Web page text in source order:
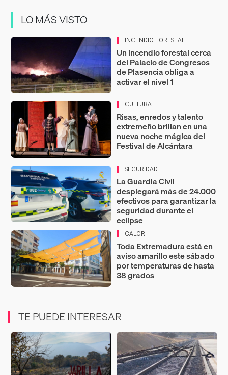
LO MÁS VISTO
INCENDIO FORESTAL
Un incendio forestal cerca
del Palacio de Congresos
de Plasencia obliga a
activar el nivel 1
CULTURA
Risas, enredos y talento
extremeño brillan en una
nueva noche mágica del
Festival de Alcántara
SEGURIDAD
La Guardia Civil
desplegará más de 24.000
efectivos para garantizar la
seguridad durante el
eclipse
CALOR
Toda Extremadura está en
aviso amarillo este sábado
por temperaturas de hasta
38 grados
TE PUEDE INTERESAR